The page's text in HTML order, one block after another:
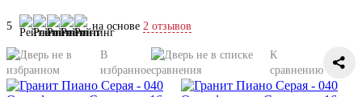
5 на основе 2 отзывов
В
избранное
К
сравнению